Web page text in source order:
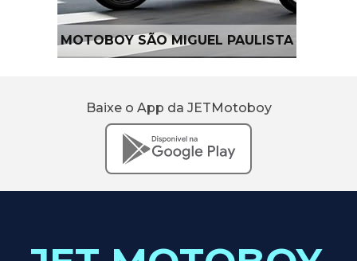
MOTOBOY SÃO MIGUEL PAULISTA
Baixe o App da JETMotoboy